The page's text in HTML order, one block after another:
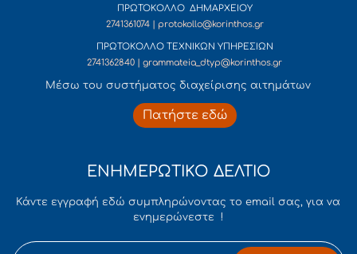
ΠΡΩΤΟΚΟΛΛΟ ΔΗΜΑΡΧΕΙΟΥ
2741361074 | protokollo@korinthos.gr
ΠΡΩΤΟΚΟΛΛΟ ΤΕΧΝΙΚΩΝ ΥΠΗΡΕΣΙΩΝ
2741362840 | grammateia_dtyp@korinthos.gr
Mέσω του συστήματος διαχείρισης αιτημάτων
Πατήστε εδώ
ΕΝΗΜΕΡΩΤΙΚΟ ΔΕΛΤΙΟ
Κάντε εγγραφή εδώ συμπληρώνοντας το email σας, για να
ενημερώνεστε !